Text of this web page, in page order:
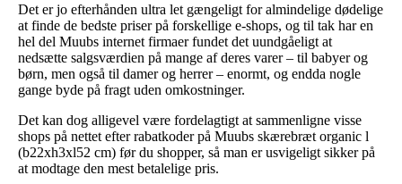
Det er jo efterhånden ultra let gængeligt for almindelige dødelige
at finde de bedste priser på forskellige e-shops, og til tak har en
hel del Muubs internet firmaer fundet det uundgåeligt at
nedsætte salgsværdien på mange af deres varer – til babyer og
børn, men også til damer og herrer – enormt, og endda nogle
gange byde på fragt uden omkostninger.
Det kan dog alligevel være fordelagtigt at sammenligne visse
shops på nettet efter rabatkoder på Muubs skærebræt organic l
(b22xh3xl52 cm) før du shopper, så man er usvigeligt sikker på
at modtage den mest betalelige pris.